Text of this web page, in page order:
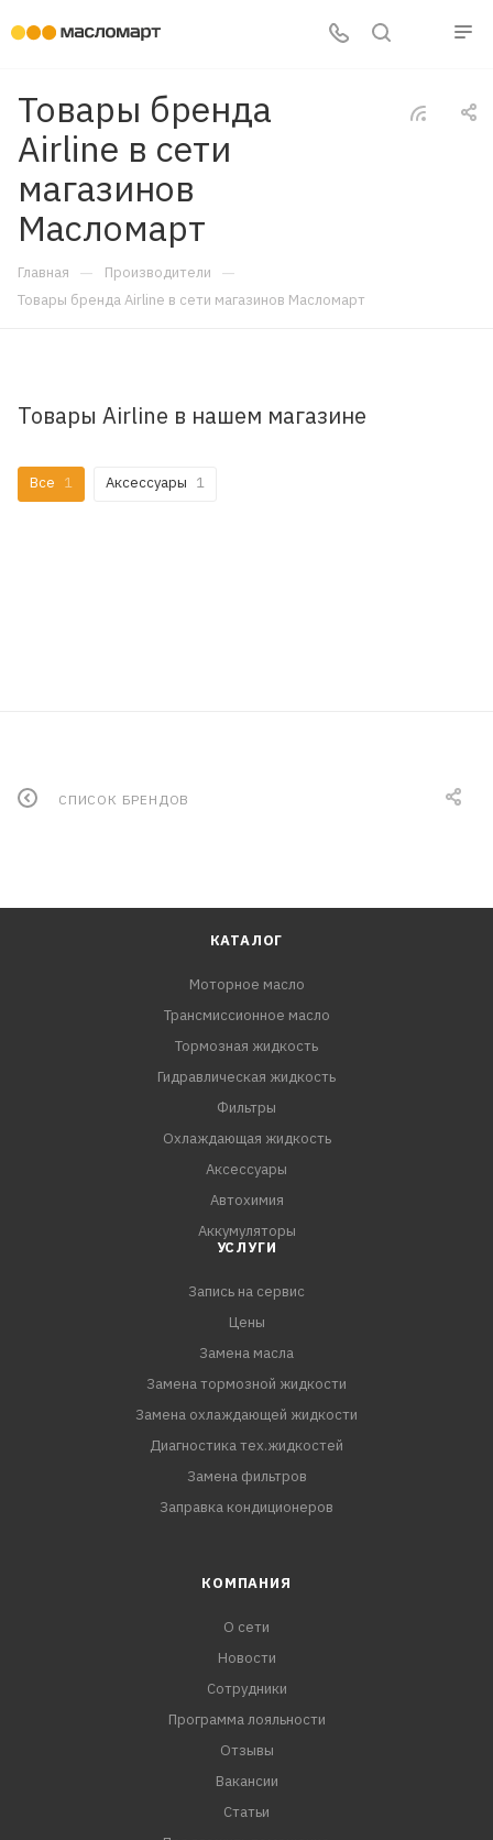
Товары бренда
Airline в сети
магазинов
Масломарт
Главная — Производители —
Товары бренда Airline в сети магазинов Масломарт
Товары Airline в нашем магазине
Все 1 Аксессуары 1
СПИСОК БРЕНДОВ
КАТАЛОГ
Моторное масло
Трансмиссионное масло
Тормозная жидкость
Гидравлическая жидкость
Фильтры
Охлаждающая жидкость
Аксессуары
Автохимия
Аккумуляторы
УСЛУГИ
Запись на сервис
Цены
Замена масла
Замена тормозной жидкости
Замена охлаждающей жидкости
Диагностика тех.жидкостей
Замена фильтров
Заправка кондиционеров
КОМПАНИЯ
О сети
Новости
Сотрудники
Программа лояльности
Отзывы
Вакансии
Статьи